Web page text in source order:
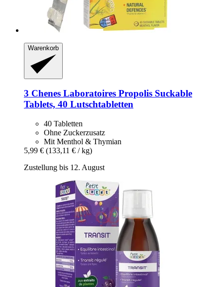
Warenkorb
3 Chenes Laboratoires Propolis Suckable
Tablets, 40 Lutschtabletten
40 Tabletten
Ohne Zuckerzusatz
Mit Menthol & Thymian
5,99 € (133,11 € / kg)
Zustellung bis 12. August